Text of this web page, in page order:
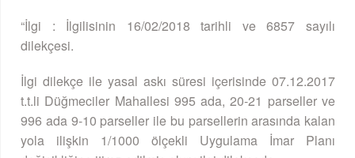
“İlgi : İlgilisinin 16/02/2018 tarihli ve 6857 sayılı
dilekçesi.
İlgi dilekçe ile yasal askı süresi içerisinde 07.12.2017
t.t.li Düğmeciler Mahallesi 995 ada, 20-21 parseller ve
996 ada 9-10 parseller ile bu parsellerin arasında kalan
yola ilişkin 1/1000 ölçekli Uygulama İmar Planı